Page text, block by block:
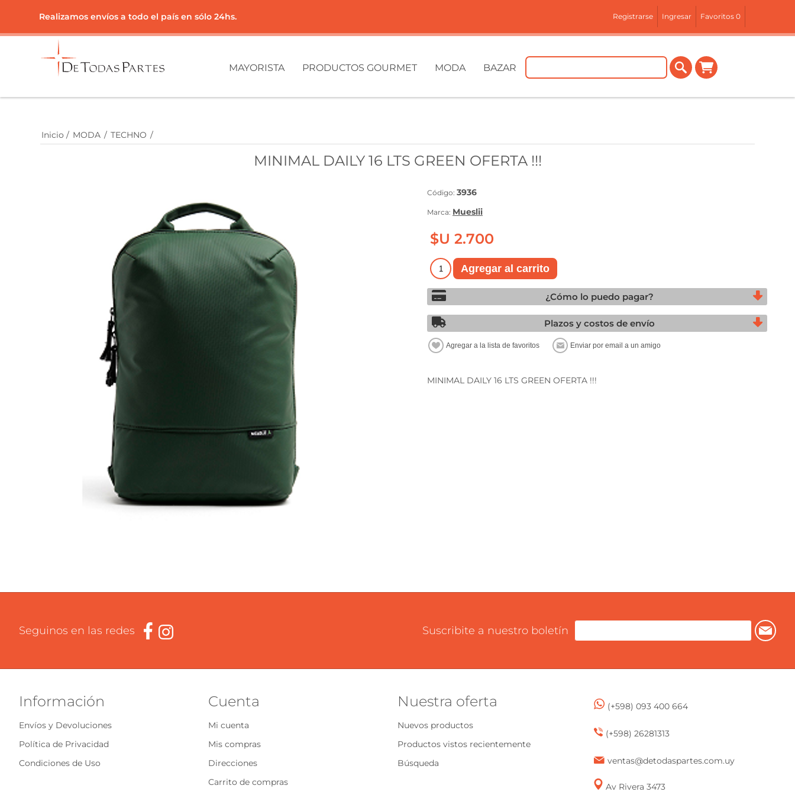
Realizamos envíos a todo el país en sólo 24hs. Registrarse Ingresar Favoritos 0
MAYORISTA PRODUCTOS GOURMET MODA BAZAR
Inicio / MODA / TECHNO /
MINIMAL DAILY 16 LTS GREEN OFERTA !!!
Código: 3936
Marca: Mueslii
$U 2.700
¿Cómo lo puedo pagar?
Plazos y costos de envío
MINIMAL DAILY 16 LTS GREEN OFERTA !!!
Seguinos en las redes Suscribite a nuestro boletín
Información
Envíos y Devoluciones
Política de Privacidad
Condiciones de Uso
Cuenta
Mi cuenta
Mis compras
Direcciones
Carrito de compras
Nuestra oferta
Nuevos productos
Productos vistos recientemente
Búsqueda
(+598) 093 400 664
(+598) 26281313
ventas@detodaspartes.com.uy
Av Rivera 3473